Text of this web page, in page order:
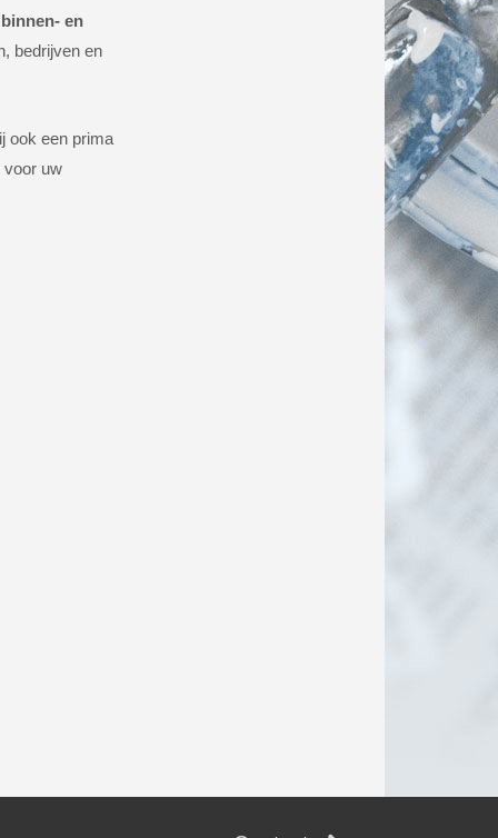
binnen- en
bedrijven en
ook een prima
voor uw